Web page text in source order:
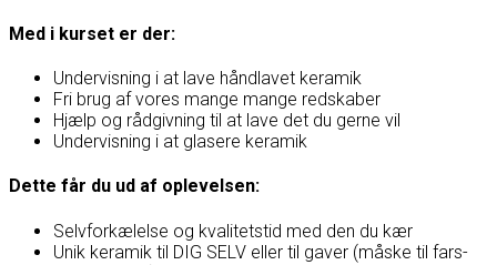
Med i kurset er der:
Undervisning i at lave håndlavet keramik
Fri brug af vores mange mange redskaber
Hjælp og rådgivning til at lave det du gerne vil
Undervisning i at glasere keramik
Dette får du ud af oplevelsen:
Selvforkælelse og kvalitetstid med den du kær
Unik keramik til DIG SELV eller til gaver (måske til fars-